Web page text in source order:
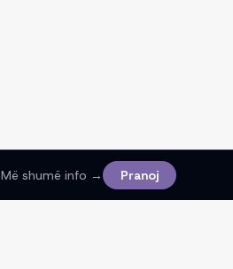
Më shumë info → Pranoj